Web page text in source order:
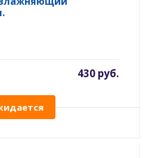
430 руб.